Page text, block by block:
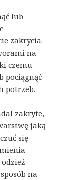
lub
zakrycia.
na
czemu
pociągnąć
potrzeb.
zakryte,
jaką
się
na